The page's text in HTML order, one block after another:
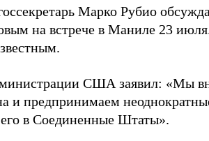
Марко Рубио
на встрече в Маниле 23
США заявил: «Мы
и предпринимаем
в Соединенные Штаты».